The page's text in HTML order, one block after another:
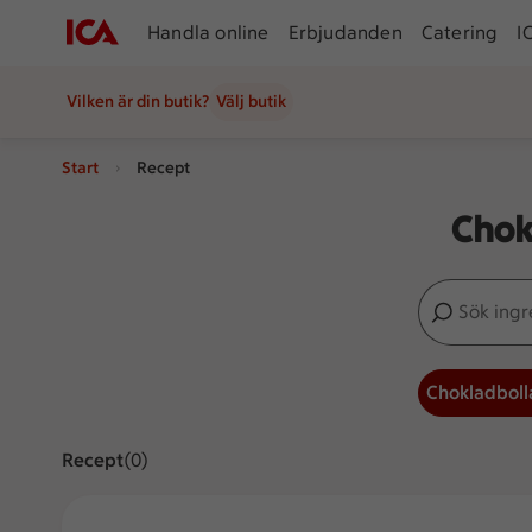
Handla online Erbjudanden Catering
Vilken är din butik? Välj butik
Start Recept
Sök
Inga förslag
ReceptVisar 0 stycken
(0)